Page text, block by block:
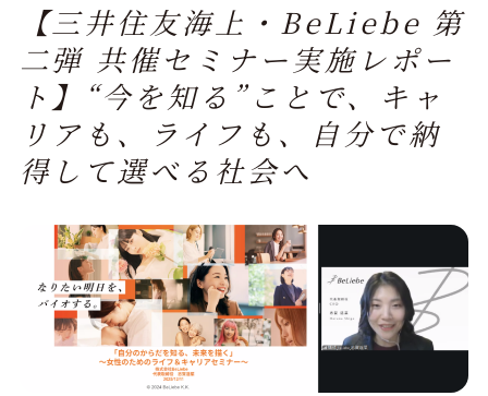
【三井住友海上・BeLiebe 第
二弾 共催セミナー実施レポー
ト】“今を知る”ことで、キャ
リアも、ライフも、自分で納
得して選べる社会へ